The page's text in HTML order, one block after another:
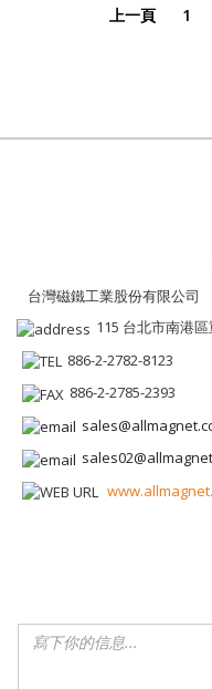
上一頁 1
台灣磁鐵工業股份有限公司
115 台北市南港
886-2-2782-8123
886-2-2785-2393